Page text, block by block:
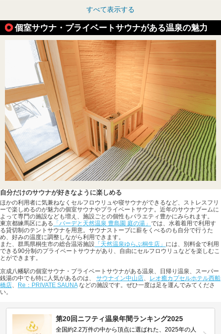
すべて表示する
個室サウナ・プライベートサウナがある温泉の魅力
自分だけのサウナが好きなように楽しめる
ほかの利用者に気兼ねなくセルフロウリュや寝サウナができるなど、ストレスフリ
ーで楽しめるのが魅力の個室サウナやプライベートサウナ。近年のサウナブームに
よって専門の施設なども増え、施設ごとの個性もバラエティ豊かにみられます。
東京都練馬区にある 「バーデと天然温泉 豊島園 庭の湯」 では、水着着用で利用す
る貸切制のテントサウナを用意。サウナストーブに薪をくべるのも自分で行うた
め、好みの温度に調整しながら利用できます。
また、群馬県桐生市の総合温浴施設 「天然温泉ゆらぶ桐生店」 には、別料金で利用
できる90分制のプライベートサウナがあり、自由にセルフロウリュなどを楽しむこ
とができます。
京成八幡駅の個室サウナ・プライベートサウナがある温泉、日帰り温泉、スーパー
銭湯の中でも特に人気があるのは、 サウナイン中山店、 レオ癒カプセルホテル西船
橋店、 Re：PRIVATE SAUNAなどの施設です。ぜひ一度は足を運んでみてくださ
い。
第20回ニフティ温泉年間ランキング2025
全国約2.2万件の中から頂点に選ばれた、2025年の人